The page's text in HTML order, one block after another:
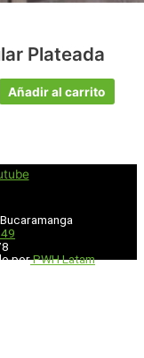
Plateada
Añadir al carrito
porPWH Latam